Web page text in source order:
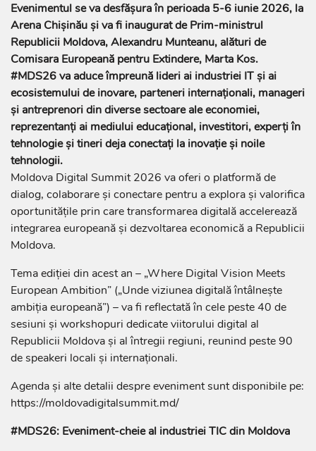
Evenimentul se va desfășura în perioada 5-6 iunie 2026, la
Arena Chișinău și va fi inaugurat de Prim-ministrul
Republicii Moldova, Alexandru Munteanu, alături de
Comisara Europeană pentru Extindere, Marta Kos.
#MDS26 va aduce împreună lideri ai industriei IT și ai
ecosistemului de inovare, parteneri internaționali, manageri
și antreprenori din diverse sectoare ale economiei,
reprezentanți ai mediului educațional, investitori, experți în
tehnologie și tineri deja conectați la inovație și noile
tehnologii.
Moldova Digital Summit 2026 va oferi o platformă de
dialog, colaborare și conectare pentru a explora și valorifica
oportunitățile prin care transformarea digitală accelerează
integrarea europeană și dezvoltarea economică a Republicii
Moldova.
Tema ediției din acest an – „Where Digital Vision Meets
European Ambition” („Unde viziunea digitală întâlnește
ambiția europeană”) – va fi reflectată în cele peste 40 de
sesiuni și workshopuri dedicate viitorului digital al
Republicii Moldova și al întregii regiuni, reunind peste 90
de speakeri locali și internaționali.
Agenda și alte detalii despre eveniment sunt disponibile pe:
https://moldovadigitalsummit.md/
#MDS26: Eveniment-cheie al industriei TIC din Moldova